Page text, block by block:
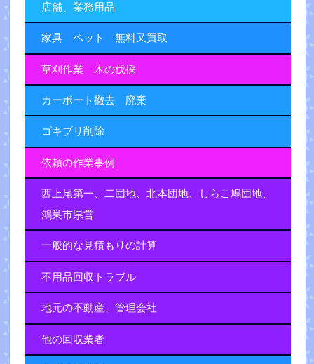
店舗、業務用品
家具 ベット 無料又買取
草刈作業 木の伐採
カーポート撤去 廃棄
ゴキブリ削除
依頼の作業事例
西上尾第一、二団地、北本団地、しらこ鳩団地、
鴻巣市県営
一般的な見積もりの計算
不用品回収トラブル
地元の不動産、管理会社
他の回収業者